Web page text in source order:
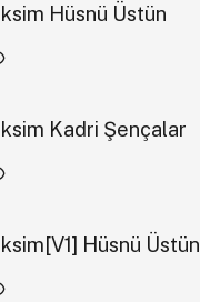
Hüsnü Üstün
Kadri Şençalar
Hüsnü Üstün